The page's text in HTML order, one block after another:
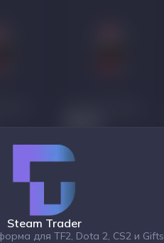
Steam Trader
для TF2, Dota 2, CS2 и Gifts